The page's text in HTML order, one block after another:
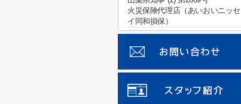
火災保険代理店（あいおいニッセ
イ同和損保）